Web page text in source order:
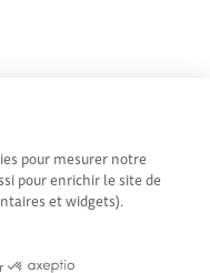
pour mesurer notre
pour enrichir le site de
et widgets).